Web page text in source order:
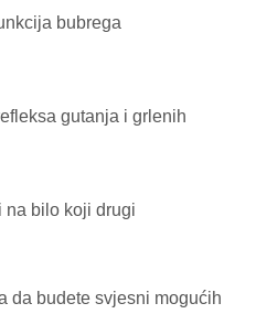
bubrega
gutanja i grlenih
na bilo koji drugi
da budete svjesni mogućih